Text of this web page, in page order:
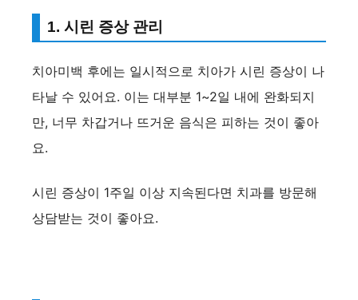
1. 시린 증상 관리
치아미백 후에는 일시적으로 치아가 시린 증상이 나
타날 수 있어요. 이는 대부분 1~2일 내에 완화되지
만, 너무 차갑거나 뜨거운 음식은 피하는 것이 좋아
요.
시린 증상이 1주일 이상 지속된다면 치과를 방문해
상담받는 것이 좋아요.